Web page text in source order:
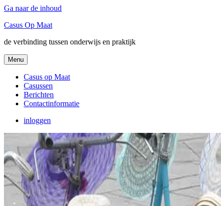
Ga naar de inhoud
Casus Op Maat
de verbinding tussen onderwijs en praktijk
Menu
Casus op Maat
Casussen
Berichten
Contactinformatie
inloggen